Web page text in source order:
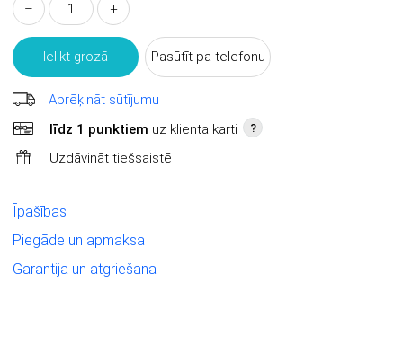
– +
Ielikt grozā Pasūtīt pa telefonu
Aprēķināt sūtījumu
līdz 1 punktiem uz klienta karti ?
Uzdāvināt tiešsaistē
Īpašības
Piegāde un apmaksa
Garantija un atgriešana